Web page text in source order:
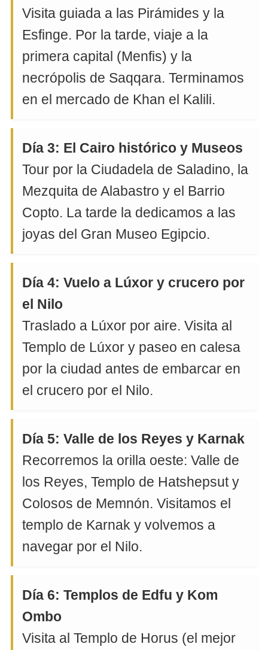
Visita guiada a las Pirámides y la
Esfinge. Por la tarde, viaje a la
primera capital (Menfis) y la
necrópolis de Saqqara. Terminamos
en el mercado de Khan el Kalili.
Día 3: El Cairo histórico y Museos
Tour por la Ciudadela de Saladino, la
Mezquita de Alabastro y el Barrio
Copto. La tarde la dedicamos a las
joyas del Gran Museo Egipcio.
Día 4: Vuelo a Lúxor y crucero por
el Nilo
Traslado a Lúxor por aire. Visita al
Templo de Lúxor y paseo en calesa
por la ciudad antes de embarcar en
el crucero por el Nilo.
Día 5: Valle de los Reyes y Karnak
Recorremos la orilla oeste: Valle de
los Reyes, Templo de Hatshepsut y
Colosos de Memnón. Visitamos el
templo de Karnak y volvemos a
navegar por el Nilo.
Día 6: Templos de Edfu y Kom
Ombo
Visita al Templo de Horus (el mejor